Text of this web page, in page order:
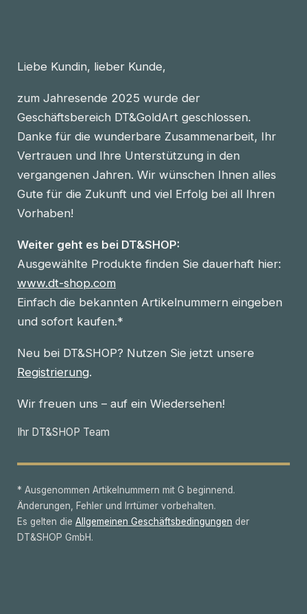
Liebe Kundin, lieber Kunde,
zum Jahresende 2025 wurde der
Geschäftsbereich DT&GoldArt geschlossen.
Danke für die wunderbare Zusammenarbeit, Ihr
Vertrauen und Ihre Unterstützung in den
vergangenen Jahren. Wir wünschen Ihnen alles
Gute für die Zukunft und viel Erfolg bei all Ihren
Vorhaben!
Weiter geht es bei DT&SHOP:
Ausgewählte Produkte finden Sie dauerhaft hier:
www.dt-shop.com
Einfach die bekannten Artikelnummern eingeben
und sofort kaufen.*
Neu bei DT&SHOP? Nutzen Sie jetzt unsere
Registrierung.
Wir freuen uns – auf ein Wiedersehen!
Ihr DT&SHOP Team
* Ausgenommen Artikelnummern mit G beginnend.
Änderungen, Fehler und Irrtümer vorbehalten.
Es gelten die Allgemeinen Geschäftsbedingungen der
DT&SHOP GmbH.